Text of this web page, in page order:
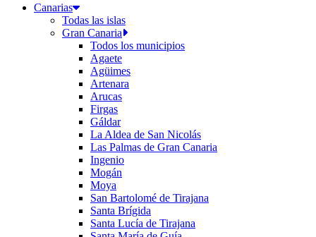
Canarias
Todas las islas
Gran Canaria
Todos los municipios
Agaete
Agüimes
Artenara
Arucas
Firgas
Gáldar
La Aldea de San Nicolás
Las Palmas de Gran Canaria
Ingenio
Mogán
Moya
San Bartolomé de Tirajana
Santa Brígida
Santa Lucía de Tirajana